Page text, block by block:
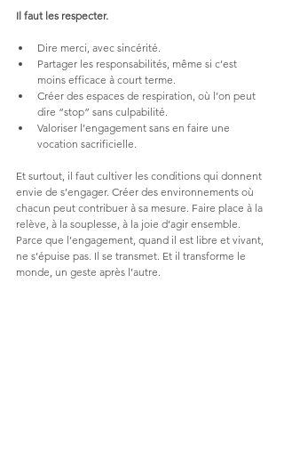
Il faut les respecter.
Dire merci, avec sincérité.
Partager les responsabilités, même si c’est
moins efficace à court terme.
Créer des espaces de respiration, où l’on peut
dire “stop” sans culpabilité.
Valoriser l’engagement sans en faire une
vocation sacrificielle.
Et surtout, il faut cultiver les conditions qui donnent
envie de s’engager. Créer des environnements où
chacun peut contribuer à sa mesure. Faire place à la
relève, à la souplesse, à la joie d’agir ensemble.
Parce que l’engagement, quand il est libre et vivant,
ne s’épuise pas. Il se transmet. Et il transforme le
monde, un geste après l’autre.